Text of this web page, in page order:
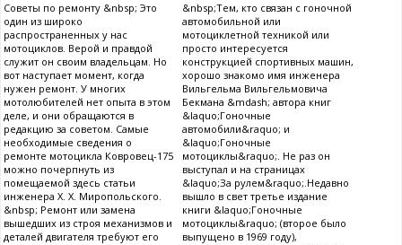
Советы по ремонту &nbsp; Это
один из широко
распространенных у нас
мотоциклов. Верой и правдой
служит он своим владельцам. Но
вот наступает момент, когда
нужен ремонт. У многих
мотолюбителей нет опыта в этом
деле, и они обращаются в
редакцию за советом. Самые
необходимые сведения о
ремонте мотоцикла Ковровец-175
можно почерпнуть из
помещаемой здесь статьи
инженера X. X. Миропольского.
&nbsp; Ремонт или замена
вышедших из строя механизмов и
деталей двигателя требуют его
&nbsp;Тем, кто связан с гоночной
автомобильной или
мотоциклетной техникой или
просто интересуется
конструкцией спортивных машин,
хорошо знакомо имя инженера
Вильгельма Вильгельмовича
Бекмана &mdash; автора книг
&laquo;Гоночные
автомобили&raquo; и
&laquo;Гоночные
мотоциклы&raquo;. Не раз он
выступал и на страницах
&laquo;За рулем&raquo;.Недавно
вышло в свет третье издание
книги &laquo;Гоночные
мотоциклы&raquo; (второе было
выпущено в 1969 году),